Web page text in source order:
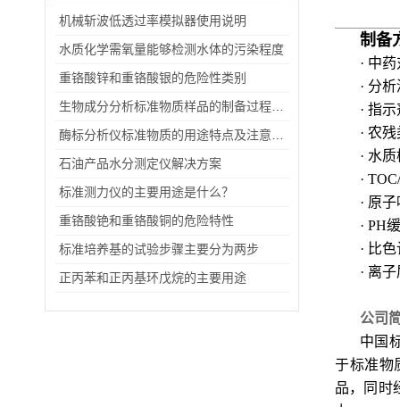
机械斩波低透过率模拟器使用说明
水质化学需氧量能够检测水体的污染程度
重铬酸锌和重铬酸银的危险性类别
石油产品水分测定仪解决方案
标准测力仪的主要用途是什么？
重铬酸铯和重铬酸铜的危险特性
标准培养基的试验步骤主要分为两步
正丙苯和正丙基环戊烷的主要用途
制备
· 中
· 分
· 指
· 农
· 水
·
· 原
· PH
· 比
· 离
公司
中国
于标准物
品，同时